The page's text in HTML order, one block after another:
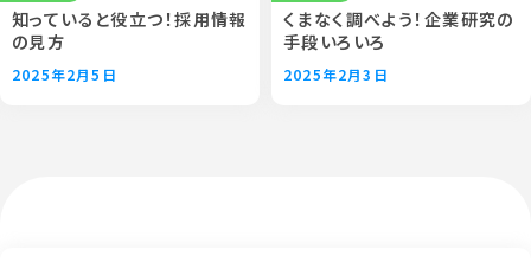
知っていると役立つ！採用情報
の見方
2025年2月5日
くまなく調べよう！企業研究の
手段いろいろ
2025年2月3日